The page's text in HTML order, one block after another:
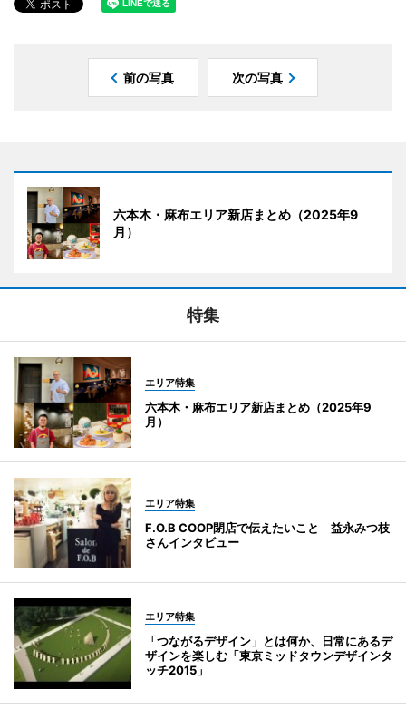
前の写真 次の写真
六本木・麻布エリア新店まとめ（2025年9
月）
特集
エリア特集
六本木・麻布エリア新店まとめ（2025年9
月）
エリア特集
F.O.B COOP閉店で伝えたいこと 益永みつ枝
さんインタビュー
エリア特集
「つながるデザイン」とは何か、日常にあるデ
ザインを楽しむ「東京ミッドタウンデザインタ
ッチ2015」